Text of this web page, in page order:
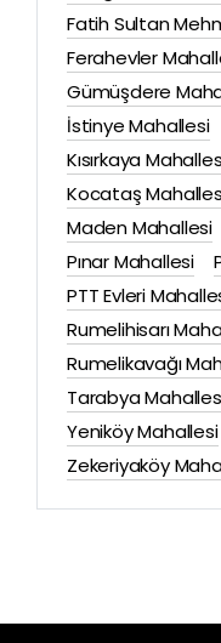
Fatih Sultan
Ferahevler
Gümüşdere
İstinye Mahallesi
Kısırkaya
Kocataş
Maden Mahallesi
Pınar Mahallesi
PTT Evleri
Rumelihisarı
Rumelikavağı
Tarabya
Yeniköy Mahallesi
Zekeriyaköy